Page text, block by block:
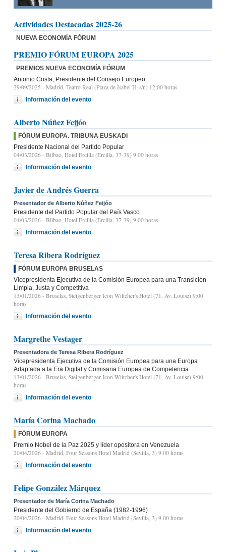
Actividades Destacadas 2025-26
NUEVA ECONOMÍA FÓRUM
PREMIO FÓRUM EUROPA 2025
PREMIOS NUEVA ECONOMÍA FÓRUM
Antonio Costa, Presidente del Consejo Europeo
29/09/2025 - Madrid, Teatro Real (Plaza de Isabel II, s/n) 12:00 horas
Información del evento
Alberto Núñez Feijóo
FÓRUM EUROPA. TRIBUNA EUSKADI
Presidente Nacional del Partido Popular
04/03/2026 - Bilbao, Hotel Ercilla (Ercilla, 37-39) 9:00 horas
Información del evento
Javier de Andrés Guerra
Presentador de Alberto Núñez Feijóo
Presidente del Partido Popular del País Vasco
04/03/2026 - Bilbao, Hotel Ercilla (Ercilla, 37-39) 9:00 horas
Información del evento
Teresa Ribera Rodríguez
FÓRUM EUROPA BRUSELAS
Vicepresidenta Ejecutiva de la Comisión Europea para una Transición
Limpia, Justa y Competitiva
13/01/2026 - Bruselas, Steigenberger Icon Wiltcher's Hotel (71, Av. Louise) 9:00
horas
Información del evento
Margrethe Vestager
Presentadora de Teresa Ribera Rodríguez
Vicepresidenta Ejecutiva de la Comisión Europea para una Europa
Adaptada a la Era Digital y Comisaria Europea de Competencia
13/01/2026 - Bruselas, Steigenberger Icon Wiltcher's Hotel (71, Av. Louise) 9:00
horas
Información del evento
María Corina Machado
FÓRUM EUROPA
Premio Nobel de la Paz 2025 y líder opositora en Venezuela
20/04/2026 - Madrid, Four Seasons Hotel Madrid (Sevilla, 3) 9.00 horas
Información del evento
Felipe González Márquez
Presentador de María Corina Machado
Presidente del Gobierno de España (1982-1996)
20/04/2026 - Madrid, Four Seasons Hotel Madrid (Sevilla, 3) 9.00 horas
Información del evento